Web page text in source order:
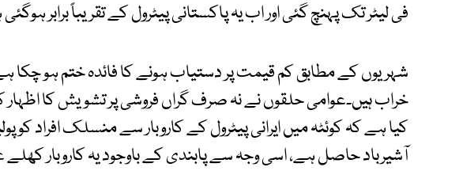
فی لیٹر تک پہنچ گئی اور اب یہ پاکستانی پیٹرول کے تقریباً برابر
شہریوں کے مطابق کم قیمت پر دستیاب ہونے کا فائدہ ختم ہو چکا
خراب ہیں۔عوامی حلقوں نے نہ صرف گراں فروشی پر تشویش کا اظہار
کیا ہے کہ کوئٹہ میں ایرانی پیٹرول کے کاروبار سے منسلک افراد کو
آشیرباد حاصل ہے، اسی وجہ سے پابندی کے باوجود یہ کاروبار